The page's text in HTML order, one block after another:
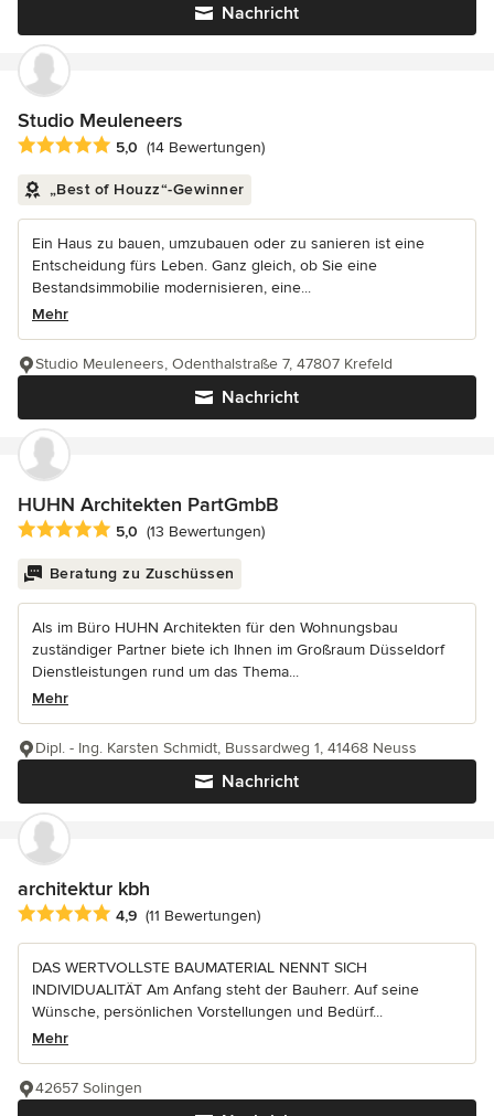
Nachricht
Studio Meuleneers
Durchschnittliche Bewertung: 5 von 5 Sternen
5,0 (14 Bewertungen)
„Best of Houzz“-Gewinner
Ein Haus zu bauen, umzubauen oder zu sanieren ist eine
Entscheidung fürs Leben. Ganz gleich, ob Sie eine
Bestandsimmobilie modernisieren, eine...
Mehr
Nachricht
Studio Meuleneers, Odenthalstraße 7, 47807 Krefeld
HUHN Architekten PartGmbB
Durchschnittliche Bewertung: 5 von 5 Sternen
5,0 (13 Bewertungen)
Beratung zu Zuschüssen
Als im Büro HUHN Architekten für den Wohnungsbau
zuständiger Partner biete ich Ihnen im Großraum Düsseldorf
Dienstleistungen rund um das Thema...
Mehr
Nachricht
Dipl. - Ing. Karsten Schmidt, Bussardweg 1, 41468 Neuss
architektur kbh
Durchschnittliche Bewertung: 4.9 von 5 Sternen
4,9 (11 Bewertungen)
DAS WERTVOLLSTE BAUMATERIAL NENNT SICH
INDIVIDUALITÄT Am Anfang steht der Bauherr. Auf seine
Wünsche, persönlichen Vorstellungen und Bedürf...
Mehr
42657 Solingen